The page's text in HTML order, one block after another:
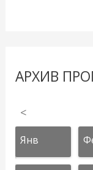
АРХИВ
<
Янв